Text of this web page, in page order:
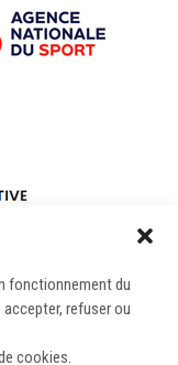
fonctionnement du
refuser ou
cookies.